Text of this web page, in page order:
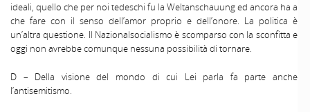
ideali, quello che per noi tedeschi fu la Weltanschauung ed ancora ha a
che fare con il senso dell’amor proprio e dell’onore. La politica è
un’altra questione. Il Nazionalsocialismo è scomparso con la sconfitta e
oggi non avrebbe comunque nessuna possibilità di tornare.
D – Della visione del mondo di cui Lei parla fa parte anche
I’antisemitismo.